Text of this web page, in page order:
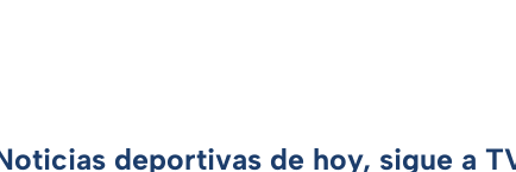
deportivas de hoy, sigue a